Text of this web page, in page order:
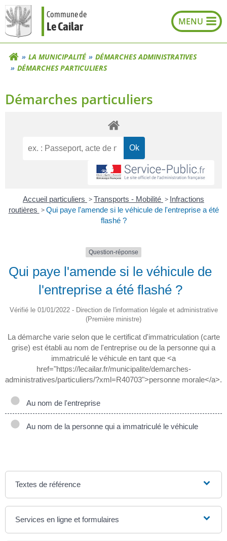
Aller
au
contenu
Commune de
Le Cailar
LA MUNICIPALITÉ
DÉMARCHES ADMINISTRATIVES
DÉMARCHES PARTICULIERS
Démarches particuliers
Accueil particuliers >Transports - Mobilité > Infractions
routières > Qui paye l'amende si le véhicule de l'entreprise a été
flashé ?
Question-réponse
Qui paye l'amende si le véhicule de
l'entreprise a été flashé ?
Vérifié le 01/01/2022 - Direction de l'information légale et administrative
(Première ministre)
La démarche varie selon que le certificat d'immatriculation (carte
grise) est établi au nom de l'entreprise ou de la personne qui a
immatriculé le véhicule en tant que <a
href="https://lecailar.fr/municipalite/demarches-
administratives/particuliers/?xml=R40703">personne morale</a>.
Au nom de l'entreprise
Au nom de la personne qui a immatriculé le véhicule
Textes de référence
Services en ligne et formulaires